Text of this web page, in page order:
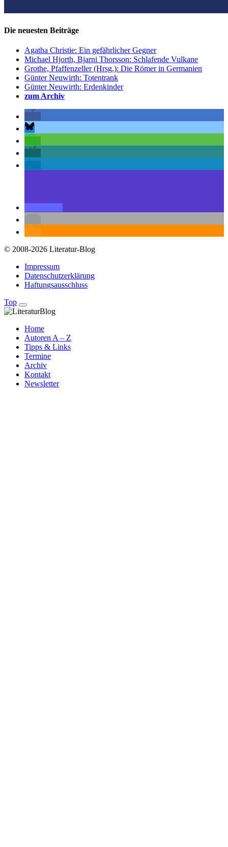
Die neuesten Beiträge
Agatha Christie: Ein gefährlicher Gegner
Michael Hjorth, Bjarni Thorsson: Schlafende Vulkane
Grothe, Pfaffenzeller (Hrsg.): Die Römer in Germanien
Günter Neuwirth: Totentrank
Günter Neuwirth: Erdenkinder
zum Archiv
© 2008-2026 Literatur-Blog
Impressum
Datenschutzerklärung
Haftungsausschluss
Top
Home
Autoren A – Z
Tipps & Links
Termine
Archiv
Kontakt
Newsletter